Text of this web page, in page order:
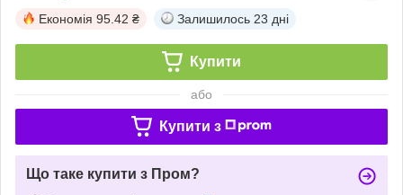
Економія 95.42 ₴ Залишилось 23 дні
Купити
або
Купити з
Що таке купити з Пром?